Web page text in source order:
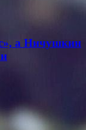
а Ничушкин